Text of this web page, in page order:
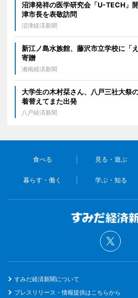
沼津発祥の医学研究会「U-TECH」
津市長を表敬訪問
沼津経済新聞
新江ノ島水族館、藤沢市立学校に「
寄贈
湘南経済新聞
大学生の木村栞さん、八戸三社大
着替えてまた出発
八戸経済新聞
食べる 見る・遊ぶ
暮らす・働く 学ぶ・知る
すみだ経済新聞について
プレスリリース・情報提供はこちらから